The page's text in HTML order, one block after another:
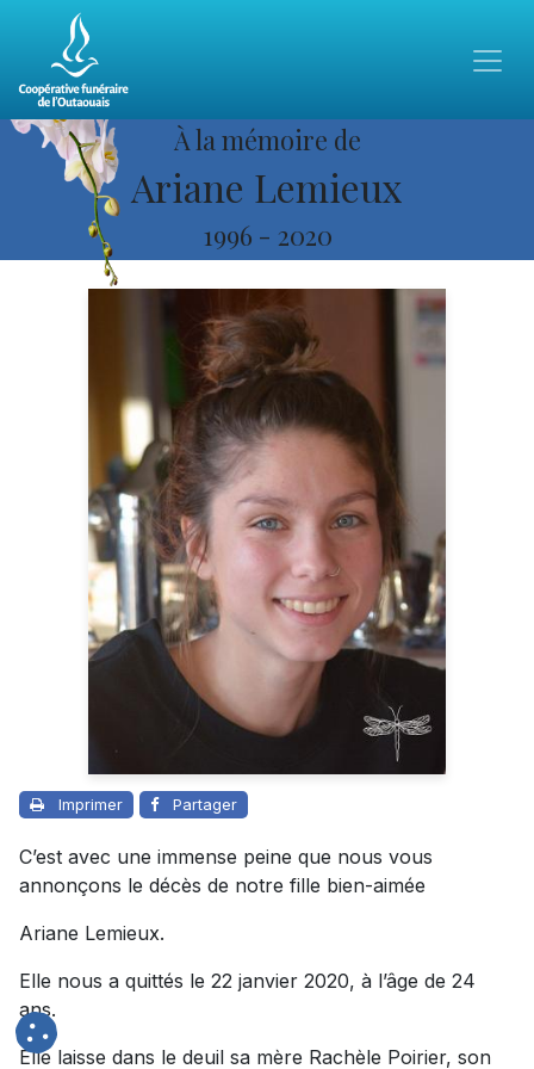
À la mémoire de
Ariane Lemieux
1996 - 2020
Imprimer Partager
C’est avec une immense peine que nous vous
annonçons le décès de notre fille bien-aimée
Ariane Lemieux.
Elle nous a quittés le 22 janvier 2020, à l’âge de 24
ans.
Elle laisse dans le deuil sa mère Rachèle Poirier, son